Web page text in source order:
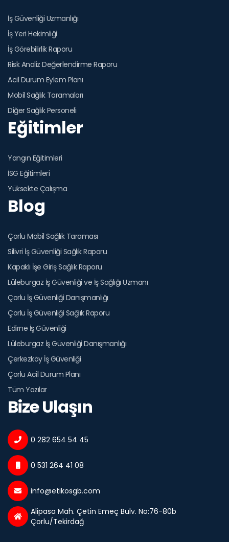
İş Güvenliği Uzmanlığı
İş Yeri Hekimliği
İş Görebilirlik Raporu
Risk Analiz Değerlendirme Raporu
Acil Durum Eylem Planı
Mobil Sağlık Taramaları
Diğer Sağlık Personeli
Eğitimler
Yangın Eğitimleri
İSG Eğitimleri
Yüksekte Çalışma
Blog
Çorlu Mobil Sağlık Taraması
Silivri İş Güvenliği Sağlık Raporu
Kapaklı İşe Giriş Sağlık Raporu
Lüleburgaz İş Güvenliği ve İş Sağlığı Uzmanı
Çorlu İş Güvenliği Danışmanlığı
Çorlu İş Güvenliği Sağlık Raporu
Edirne İş Güvenliği
Lüleburgaz İş Güvenliği Danışmanlığı
Çerkezköy İş Güvenliği
Çorlu Acil Durum Planı
Tüm Yazılar
Bize Ulaşın
0 282 654 54 45
0 531 264 41 08
info@etikosgb.com
Alipasa Mah. Çetin Emeç Bulv. No:76-80b
Çorlu/Tekirdağ